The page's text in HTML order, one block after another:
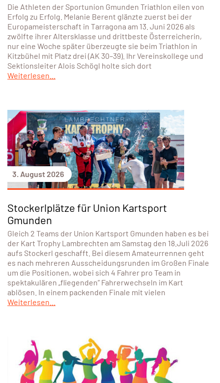
Die Athleten der Sportunion Gmunden Triathlon eilen von
Erfolg zu Erfolg. Melanie Berent glänzte zuerst bei der
Europameisterschaft in Tarragona am 13. Juni 2026 als
zwölfte ihrer Altersklasse und drittbeste Österreicherin,
nur eine Woche später überzeugte sie beim Triathlon in
Kitzbühel mit Platz drei (AK 30–39). Ihr Vereinskollege und
Sektionsleiter Alois Schögl holte sich dort
Weiterlesen...
3. August 2026
Stockerlplätze für Union Kartsport
Gmunden
Gleich 2 Teams der Union Kartsport Gmunden haben es bei
der Kart Trophy Lambrechten am Samstag den 18.Juli 2026
aufs Stockerl geschafft. Bei diesem Amateurrennen geht
es nach mehreren Ausscheidungsrunden im Großen Finale
um die Positionen, wobei sich 4 Fahrer pro Team in
spektakulären „fliegenden” Fahrerwechseln im Kart
ablösen. In einem packenden Finale mit vielen
Weiterlesen...